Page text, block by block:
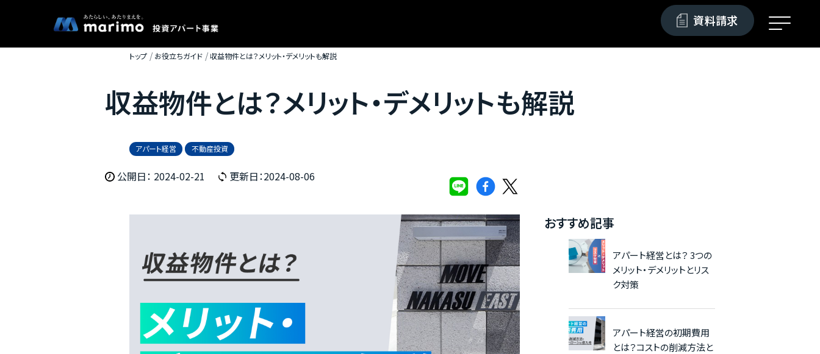
資料請求
トップ お役立ちガイド 収益物件とは？メリット・デメリットも解説
収益物件とは？メリット・デメリットも解説
アパート経営 不動産投資
公開日： 2024-02-21 更新日：2024-08-06
おすすめ記事
アパート経営とは？ 3つの
メリット・デメリットとリス
ク対策
アパート経営の初期費用
とは？コストの削減方法と